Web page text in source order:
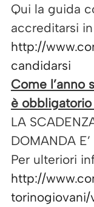
Qui la guida
accreditarsi
http://
candidarsi
Come l’anno
è obbligatorio
LA
DOMANDA
Per ulteriori
http://